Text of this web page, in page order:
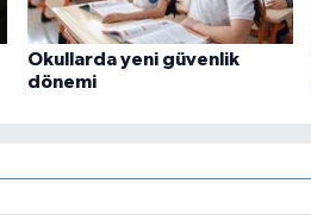
Okullarda yeni güvenlik
dönemi